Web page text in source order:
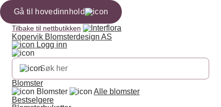
Gå til hovedinnhold
Tilbake til nettbutikken
Kopervik Blomsterdesign AS
Logg inn
Blomster
Blomster
Alle blomster
Bestselgere